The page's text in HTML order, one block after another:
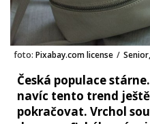
foto: Pixabay.com license /
Česká populace
navíc tento trend
pokračovat. Vrchol